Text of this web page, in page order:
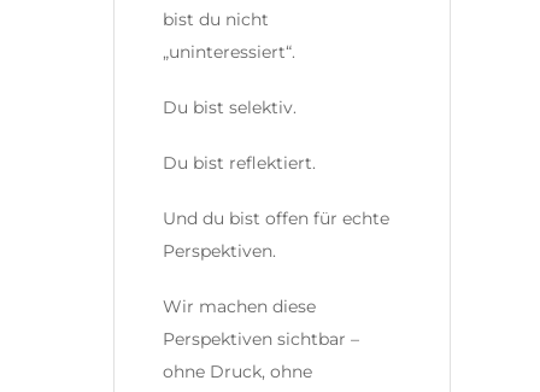
bist du nicht
„uninteressiert“.
Du bist selektiv.
Du bist reflektiert.
Und du bist offen für echte
Perspektiven.
Wir machen diese
Perspektiven sichtbar –
ohne Druck, ohne